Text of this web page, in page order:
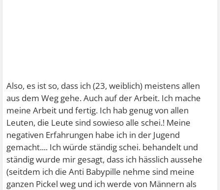
Also, es ist so, dass ich (23, weiblich) meistens allen
aus dem Weg gehe. Auch auf der Arbeit. Ich mache
meine Arbeit und fertig. Ich hab genug von allen
Leuten, die Leute sind sowieso alle schei.! Meine
negativen Erfahrungen habe ich in der Jugend
gemacht.... Ich würde ständig schei. behandelt und
ständig wurde mir gesagt, dass ich hässlich aussehe
(seitdem ich die Anti Babypille nehme sind meine
ganzen Pickel weg und ich werde von Männern als